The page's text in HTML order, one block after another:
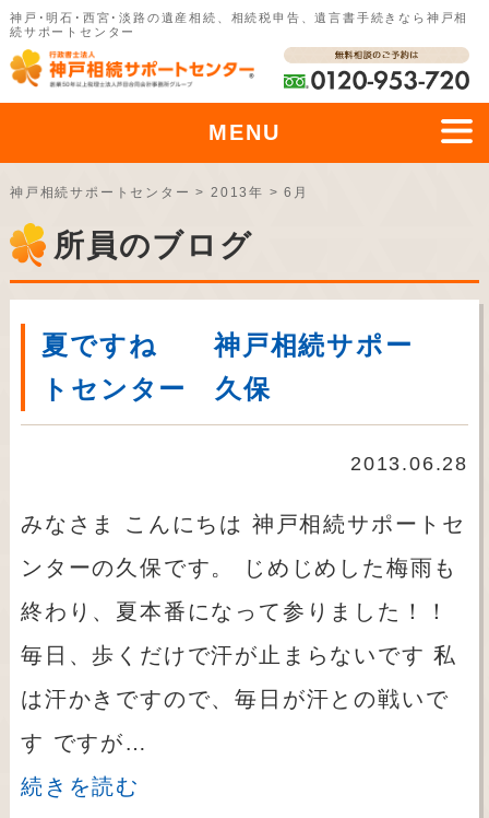
神戸･明石･西宮･淡路の遺産相続、相続税申告、遺言書手続きなら神戸相
続サポートセンター
MENU
神戸相続サポートセンター > 2013年 >6月
所員のブログ
夏ですね 神戸相続サポー
トセンター 久保
2013.06.28
みなさま こんにちは 神戸相続サポートセ
ンターの久保です。 じめじめした梅雨も
終わり、夏本番になって参りました！！
毎日、歩くだけで汗が止まらないです 私
は汗かきですので、毎日が汗との戦いで
す ですが…
続きを読む